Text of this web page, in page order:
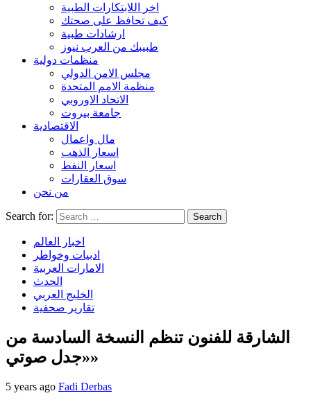
اخر اللابتكارات الطبية
كيف تحافظ على صحتك
ارشادات طبية
طبيبك من العرب نيوز
منظمات دولية
مجلس الامن الدولي
منظمة الامم المتحدة
الاتحاد الاوروبي
جامعة بيروت
الاقتصادية
مال واعمال
اسعار الذهب
اسعار النفط
سوق العقارات
من نحن
Search for:
اخبار العالم
ادبيات وخواطر
الامارات العربية
الحدث
الخليج العربي
تقارير صحفية
الشارقة للفنون تنظم النسخة السادسة من
«جدل صوتي»
5 years ago Fadi Derbas